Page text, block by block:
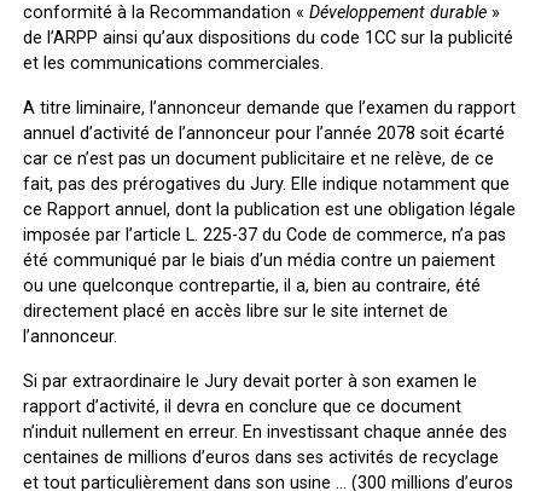
conformité à la Recommandation « Développement durable»
de l’ARPP ainsi qu’aux dispositions du code 1CC sur la publicité
et les communications commerciales.
A titre liminaire, l’annonceur demande que l’examen du rapport
annuel d’activité de l’annonceur pour l’année 2078 soit écarté
car ce n’est pas un document publicitaire et ne relève, de ce
fait, pas des prérogatives du Jury. Elle indique notamment que
ce Rapport annuel, dont la publication est une obligation légale
imposée par l’article L. 225-37 du Code de commerce, n’a pas
été communiqué par le biais d’un média contre un paiement
ou une quelconque contrepartie, il a, bien au contraire, été
directement placé en accès libre sur le site internet de
l’annonceur.
Si par extraordinaire le Jury devait porter à son examen le
rapport d’activité, il devra en conclure que ce document
n’induit nullement en erreur. En investissant chaque année des
centaines de millions d’euros dans ses activités de recyclage
et tout particulièrement dans son usine … (300 millions d’euros